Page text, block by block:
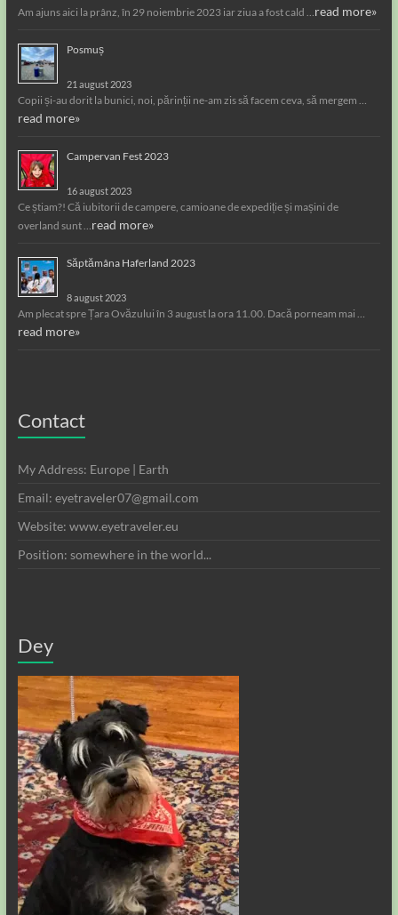
Am ajuns aici la prânz, în 29 noiembrie 2023 iar ziua a fost cald … read more»
Posmuș
21 august 2023
Copii și-au dorit la bunici, noi, părinții ne-am zis să facem ceva, să mergem …
read more»
Campervan Fest 2023
16 august 2023
Ce știam?! Că iubitorii de campere, camioane de expediție și mașini de
overland sunt … read more»
Săptămâna Haferland 2023
8 august 2023
Am plecat spre Țara Ovăzului în 3 august la ora 11.00. Dacă porneam mai …
read more»
Contact
My Address: Europe | Earth
Email: eyetraveler07@gmail.com
Website: www.eyetraveler.eu
Position: somewhere in the world...
Dey